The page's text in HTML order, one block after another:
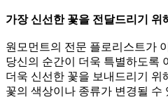
가장 신선한 꽃을 전달드리기 위
원모먼트의 전문 플로리스트가
당신의 순간이 더욱 특별하도록
더욱 신선한 꽃을 보내드리기 위
꽃의 색상이나 종류가 변경될 수